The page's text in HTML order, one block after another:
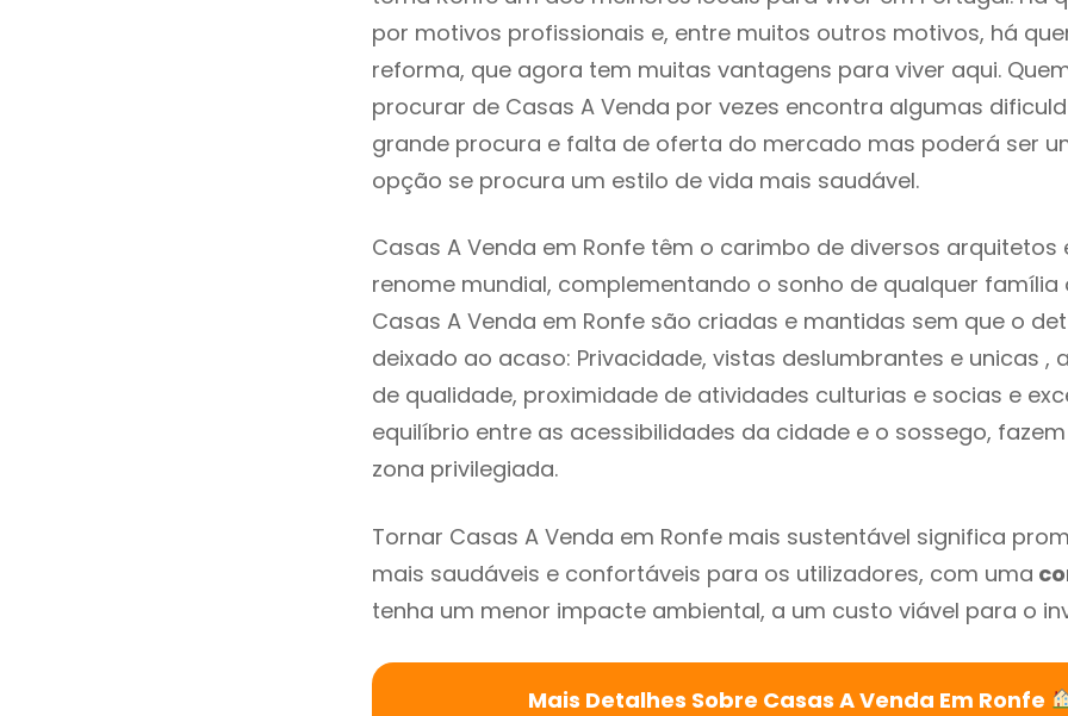
por motivos profissionais e, entre muitos outros motivos, há
reforma, que agora tem muitas vantagens para viver aqui.
procurar de Casas A Venda por vezes encontra algumas
grande procura e falta de oferta do mercado mas poderá ser
opção se procura um estilo de vida mais saudável.
Casas A Venda em Ronfe têm o carimbo de diversos arquitetos
renome mundial, complementando o sonho de qualquer família
Casas A Venda em Ronfe são criadas e mantidas sem que o
deixado ao acaso: Privacidade, vistas deslumbrantes e unicas ,
de qualidade, proximidade de atividades culturias e socias e
equilíbrio entre as acessibilidades da cidade e o sossego,
zona privilegiada.
Tornar Casas A Venda em Ronfe mais sustentável significa
mais saudáveis e confortáveis para os utilizadores, com uma
tenha um menor impacte ambiental, a um custo viável para o
Mais Detalhes Sobre Casas A Venda Em Ronfe